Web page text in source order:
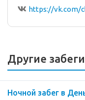
https://vk.com/
Другие
Ночной забег в